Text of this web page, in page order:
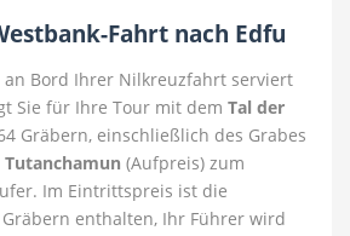
Fahrt nach Edfu
an Bord Ihrer Nilkreuzfahrt serviert
Sie für Ihre Tour mit dem Tal der
Gräbern, einschließlich des Grabes
Tutanchamun (Aufpreis) zum
Im Eintrittspreis ist die
enthalten, Ihr Führer wird